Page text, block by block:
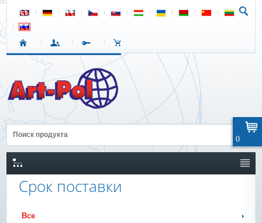
Срок поставки
Все
0